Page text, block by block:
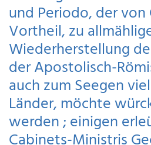
und Periodo, der
Vortheil, zu
Wiederherstellung
der Apostolisch-
auch zum Seegen
Länder, möchte
werden ; einigen